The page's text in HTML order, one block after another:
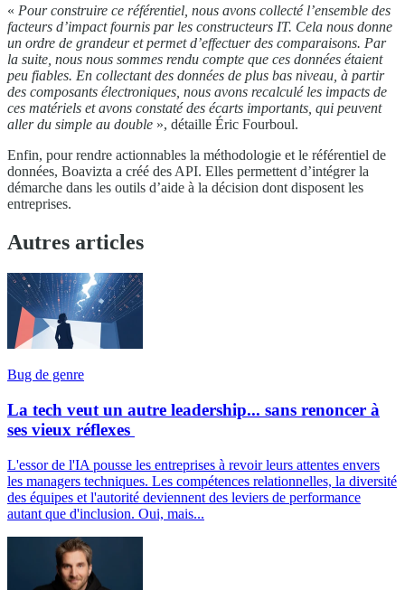
« Pour construire ce référentiel, nous avons collecté l’ensemble des
facteurs d’impact fournis par les constructeurs IT. Cela nous donne
un ordre de grandeur et permet d’effectuer des comparaisons. Par
la suite, nous nous sommes rendu compte que ces données étaient
peu fiables. En collectant des données de plus bas niveau, à partir
des composants électroniques, nous avons recalculé les impacts de
ces matériels et avons constaté des écarts importants, qui peuvent
aller du simple au double », détaille Éric Fourboul.
Enfin, pour rendre actionnables la méthodologie et le référentiel de
données, Boavizta a créé des API. Elles permettent d’intégrer la
démarche dans les outils d’aide à la décision dont disposent les
entreprises.
Autres articles
Bug de genre
La tech veut un autre leadership... sans renoncer à
ses vieux réflexes
L'essor de l'IA pousse les entreprises à revoir leurs attentes envers
les managers techniques. Les compétences relationnelles, la diversité
des équipes et l'autorité deviennent des leviers de performance
autant que d'inclusion. Oui, mais...